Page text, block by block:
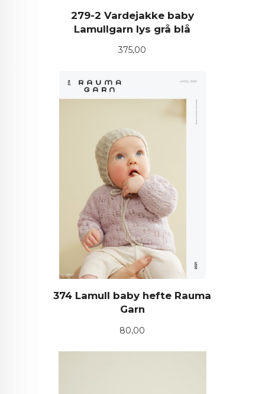
279-2 Vardejakke baby
Lamullgarn lys grå blå
Pris
375,00
374 Lamull baby hefte Rauma
Garn
Pris
80,00